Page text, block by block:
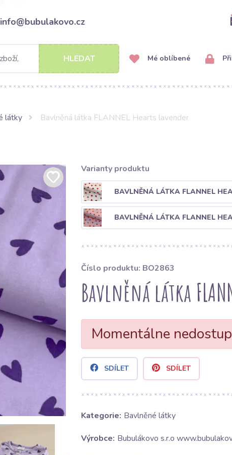
info@bubulakovo.cz
HLEDAT Mé oblíbené
látky Bavlněná látka FLANNEL Hearts lavender
Varianty produktu
BAVLNĚNÁ LÁTKA FLANNEL
BAVLNĚNÁ LÁTKA FLANNEL
Číslo produktu: BO2863
Bavlněná látka
Momentálne
SDÍLET SDÍLET
Kategorie: Bavlněné látky
Výrobce: Bubulákovo s.r.o